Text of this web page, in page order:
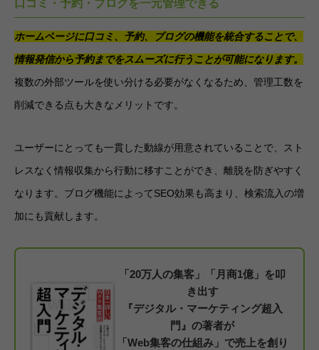
口コミ・予約・ブログを一元管理できる
ホームページに口コミ、予約、ブログの機能を統合することで、
情報発信から予約までをスムーズに行うことが可能になります。
複数の外部ツールを使い分ける必要がなくなるため、管理工数を
削減できる点も大きなメリットです。
ユーザーにとっても一貫した動線が用意されていることで、スト
レスなく情報収集から行動に移すことができ、離脱を防ぎやすく
なります。ブログ機能によってSEO効果も高まり、検索流入の増
加にも貢献します。
「20万人の集客」「月商1億」を叩
き出す
『デジタル・マーケティング超入
門』の著者が
「Web集客の仕組み」で売上を創り